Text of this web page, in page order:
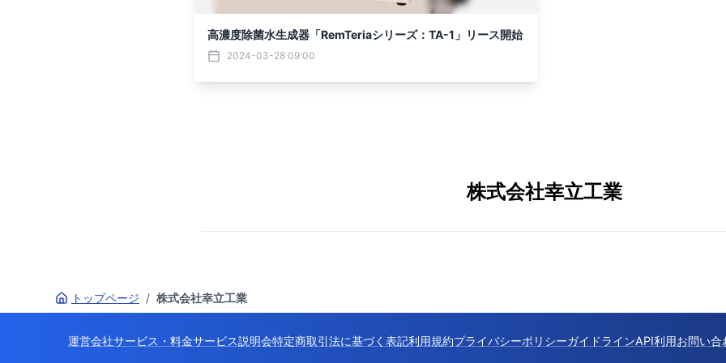
高濃度除菌水生成器「RemTeriaシリーズ：TA-1」リース開始
2024-03-28 09:00
株式会社幸立工業
トップページ / 株式会社幸立工業
運営会社サービス・料金サービス説明会特定商取引法に基づく表記利用規約プライバシーポリシーガイドラインAPI利用お問い合